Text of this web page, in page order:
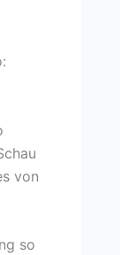
von
so